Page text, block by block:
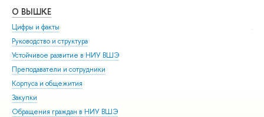
О ВЫШКЕ
Цифры и факты
Руководство и структура
Устойчивое развитие в НИУ ВШЭ
Преподаватели и сотрудники
Корпуса и общежития
Закупки
Обращения граждан в НИУ ВШЭ